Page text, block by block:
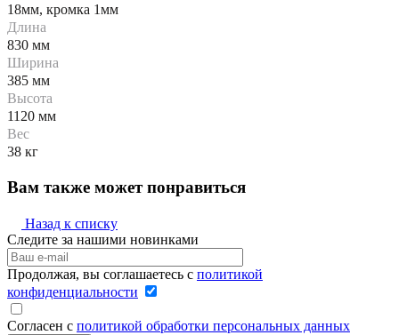
18мм, кромка 1мм
Длина
830 мм
Ширина
385 мм
Высота
1120 мм
Вес
38 кг
Вам также может понравиться
Назад к списку
Следите за нашими новинками
Продолжая, вы соглашаетесь с политикой
конфиденциальности
Согласен с политикой обработки персональных данных